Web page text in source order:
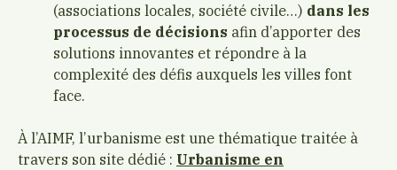
(associations locales, société civile…) dans les
processus de décisions afin d’apporter des
solutions innovantes et répondre à la
complexité des défis auxquels les villes font
face.
À l’AIMF, l’urbanisme est une thématique traitée à
travers son site dédié : Urbanisme en